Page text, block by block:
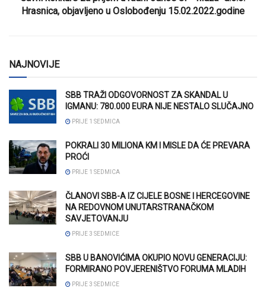
Hrasnica, objavljeno u Oslobođenju 15.02.2022.godine
NAJNOVIJE
SBB TRAŽI ODGOVORNOST ZA SKANDAL U
IGMANU: 780.000 EURA NIJE NESTALO SLUČAJNO
PRIJE 1 SEDMICA
POKRALI 30 MILIONA KM I MISLE DA ĆE PREVARA
PROĆI
PRIJE 1 SEDMICA
ČLANOVI SBB-A IZ CIJELE BOSNE I HERCEGOVINE
NA REDOVNOM UNUTARSTRANAČKOM
SAVJETOVANJU
PRIJE 3 SEDMICE
SBB U BANOVIĆIMA OKUPIO NOVU GENERACIJU:
FORMIRANO POVJERENIŠTVO FORUMA MLADIH
PRIJE 3 SEDMICE